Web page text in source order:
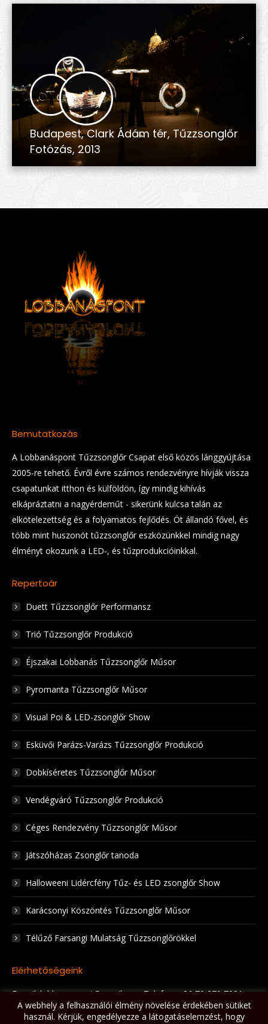
Budapest, Clark Ádám tér, Tűzzsonglőr
Fotózás, 2013
Bemutatkozás
A Lobbanáspont Tűzzsonglőr Csapat első közös lánggyújtása
2005-re tehető. Évről évre számos rendezvényre hívják vissza
csapatunkat itthon és külföldön, így mindig kihívás
elkápráztatni a nagyérdeműt - sikerünk kulcsa talán az
elkötelezettség és a folyamatos fejlődés. Öt állandó fővel, és
több mint huszonöt tűzzsonglőr eszközünkkel mindig nagy
élményt okozunk a LED-, és tűzprodukcióinkkal.
Repertoár
Duett Tűzzsonglőr Performansz
Trió Tűzzsonglőr Produkció
Éjszakai Lobbanás Tűzzsonglőr Műsor
Pyromanta Tűzzsonglőr Műsor
Visual Poi & LED-zsonglőr Show
Esküvői Parázs-Varázs Tűzzsonglőr Produkció
Dobkíséretes Tűzzsonglőr Műsor
Vendégváró Tűzzsonglőr Produkció
Céges Rendezvény Tűzzsonglőr Műsor
Játszóházas Zsonglőr tanoda
Halloweeni Lidércfény Tűz- és LED zsonglőr Show
Karácsonyi Köszöntés Tűzzsonglőr Műsor
Télűző Farsangi Mulatság Tűzzsonglőrökkel
Elérhetőségeink
E-mail: lobbanaspont@gmail.com Telefon: +36 70 279 7931
Itt vagyunk elérhetőek:
A webhely a felhasználói élmény növelése érdekében sütiket
használ. Kérjük, engedélyezze a látogatáselemzést, hogy